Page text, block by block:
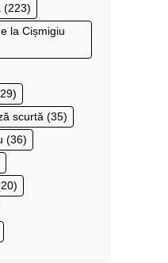
(223)
la Cișmigiu
scurtă (35)
(36)